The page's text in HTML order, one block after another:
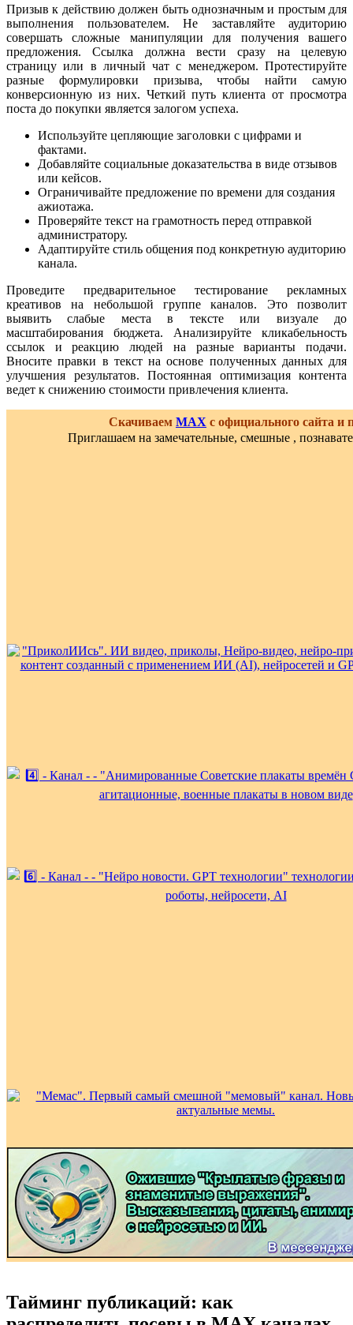
Призыв к действию должен быть однозначным и простым для
выполнения пользователем. Не заставляйте аудиторию
совершать сложные манипуляции для получения вашего
предложения. Ссылка должна вести сразу на целевую
страницу или в личный чат с менеджером. Протестируйте
разные формулировки призыва, чтобы найти самую
конверсионную из них. Четкий путь клиента от просмотра
поста до покупки является залогом успеха.
Используйте цепляющие заголовки с цифрами и
фактами.
Добавляйте социальные доказательства в виде отзывов
или кейсов.
Ограничивайте предложение по времени для создания
ажиотажа.
Проверяйте текст на грамотность перед отправкой
администратору.
Адаптируйте стиль общения под конкретную аудиторию
канала.
Проведите предварительное тестирование рекламных
креативов на небольшой группе каналов. Это позволит
выявить слабые места в тексте или визуале до
масштабирования бюджета. Анализируйте кликабельность
ссылок и реакцию людей на разные варианты подачи.
Вносите правки в текст на основе полученных данных для
улучшения результатов. Постоянная оптимизация контента
ведет к снижению стоимости привлечения клиента.
Скачиваем MAX с официального сайта
Приглашаем на замечательные, смешные ,
Тайминг публикаций: как